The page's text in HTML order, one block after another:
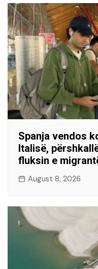
Spanja vendos
Italisë,
fluksin e
August 8, 2026